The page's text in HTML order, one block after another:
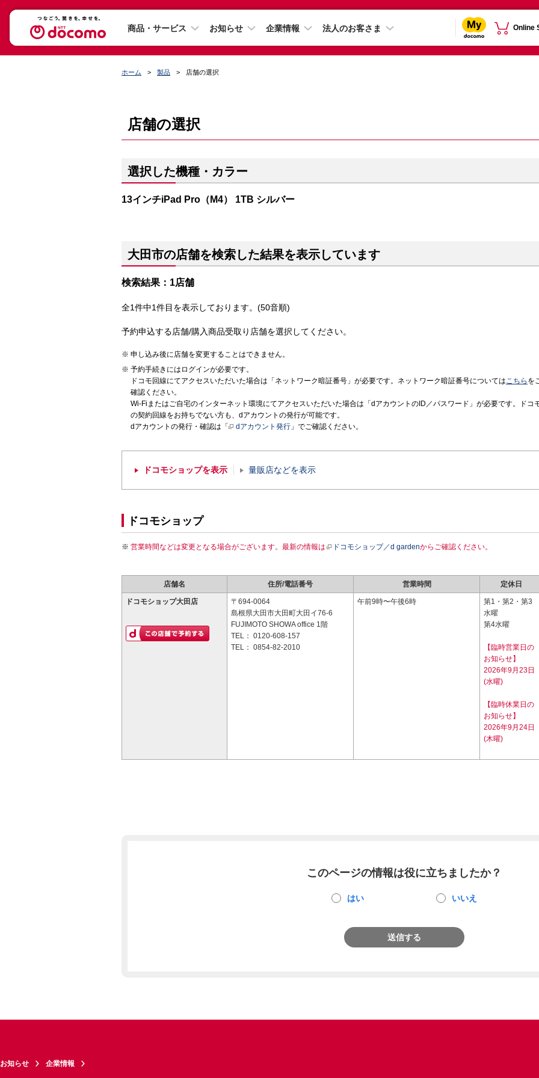
商品・サービス お知らせ 企業情報 法人のお客さま Online
ホーム 製品 店舗の選択
店舗の選択
選択した機種・カラー
13インチiPad Pro（M4） 1TB シルバー
大田市の店舗を検索した結果を表示しています
検索結果：1店舗
全1件中1件目を表示しております。(50音順)
予約申込する店舗/購入商品受取り店舗を選択してください。
申し込み後に店舗を変更することはできません。
予約手続きにはログインが必要です。
ドコモ回線にてアクセスいただいた場合は「ネットワーク暗証番号」が必要です。ネットワーク暗証番号についてはこちら を
確認ください。
Wi-Fiまたはご自宅のインターネット環境にてアクセスいただいた場合は「dアカウントのID／パスワード」が必要です。ドコ
の契約回線をお持ちでない方も、dアカウントの発行が可能です。
dアカウントの発行・確認は「
dアカウント発行 」でご確認ください。
ドコモショップを表示 量販店などを表示
ドコモショップ
営業時間などは変更となる場合がございます。最新の情報は ドコモショップ／d gardenからご確認ください。
店舗名 住所/電話番号 営業時間 定休日
ドコモショップ大田店
〒694-0064
島根県大田市大田町大田イ76-6
FUJIMOTO SHOWA office 1階
TEL： 0120-608-157
TEL： 0854-82-2010
午前9時〜午後6時
第1・第2・第3
水曜
第4水曜
【臨時営業日の
お知らせ】
2026年9月23日
(水曜)
【臨時休業日の
お知らせ】
2026年9月24日
(木曜)
このページの情報は役に立ちましたか？
はい いいえ
送信する
お知らせ 企業情報